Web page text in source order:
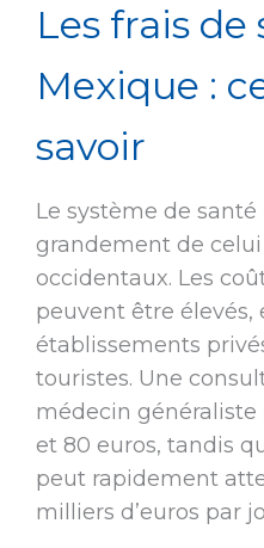
Les frais de
Mexique :
savoir
Le système de
grandement de
occidentaux. Les
peuvent être élevés,
établissements
touristes. Une
médecin
et 80 euros, tandis
peut rapidement
milliers d’euros par